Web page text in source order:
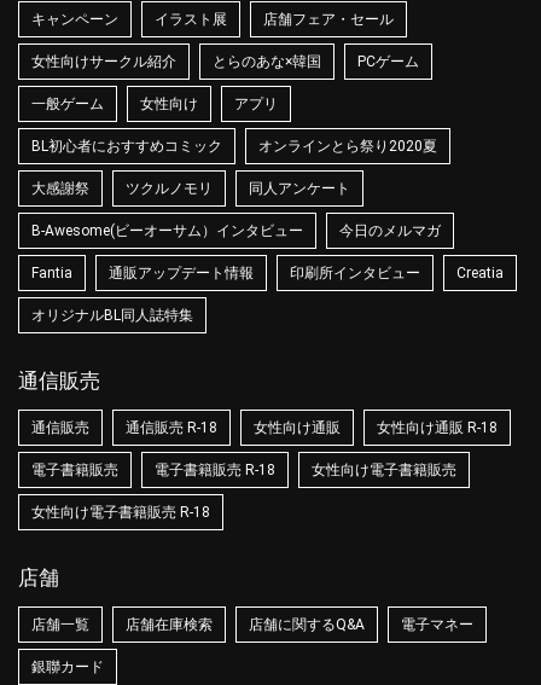
キャンペーン イラスト展 店舗フェア・セール
女性向けサークル紹介 とらのあな×韓国 PCゲーム
一般ゲーム 女性向け アプリ
BL初心者におすすめコミック オンラインとら祭り2020夏
大感謝祭 ツクルノモリ 同人アンケート
B-Awesome(ビーオーサム）インタビュー 今日のメルマガ
Fantia 通販アップデート情報 印刷所インタビュー Creatia
オリジナルBL同人誌特集
通信販売
通信販売 通信販売 R-18 女性向け通販 女性向け通販 R-18
電子書籍販売 電子書籍販売 R-18 女性向け電子書籍販売
女性向け電子書籍販売 R-18
店舗
店舗一覧 店舗在庫検索 店舗に関するQ&A 電子マネー
銀聯カード